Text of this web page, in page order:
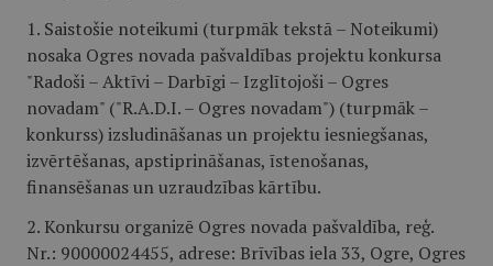
1. Saistošie noteikumi (turpmāk tekstā – Noteikumi)
nosaka Ogres novada pašvaldības projektu konkursa
"Radoši – Aktīvi – Darbīgi – Izglītojoši – Ogres
novadam" ("R.A.D.I. – Ogres novadam") (turpmāk –
konkurss) izsludināšanas un projektu iesniegšanas,
izvērtēšanas, apstiprināšanas, īstenošanas,
finansēšanas un uzraudzības kārtību.
2. Konkursu organizē Ogres novada pašvaldība, reģ.
Nr.: 90000024455, adrese: Brīvības iela 33, Ogre, Ogres